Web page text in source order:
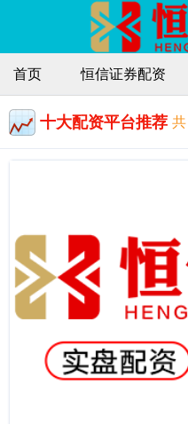
首页 恒信证券配资
十大配资平台推荐 共